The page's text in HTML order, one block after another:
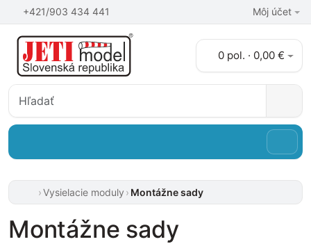
+421/903 434 441 Môj účet
0 pol. · 0,00 €
Vysielacie moduly Montážne sady
Montážne sady